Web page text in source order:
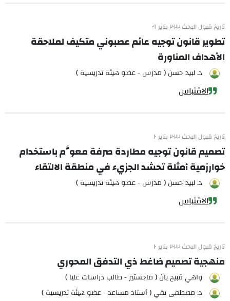
تاريخ قبول البحث ٢٠٢٢ يناير ٠٩
تطوير قانون توجيه عائم عصبوني متكيف لملاحقة
الأهداف المناورة
د. لبيد حسن ( مدرس - عضو هيئة تدريسية )
الاقتباس
تاريخ قبول البحث ٢٠٢٢ يناير ١٠
تصميم قانون توجيه مطاردة صرفة معوَّم باستخدام
خوارزمية أمثلة تحشد الجزيء في منطقة الالتقاء
د. لبيد حسن ( مدرس - عضو هيئة تدريسية )
الاقتباس
تاريخ قبول البحث ٢٠٢٢ يناير ١٠
منهجية تصميم ضاغط ذي التدفق المحوري
واهي قبيج يان ( ماجستير - طالب دراسات عليا )
د. مصطفى تقي ( أستاذ مساعد - عضو هيئة تدريسية )